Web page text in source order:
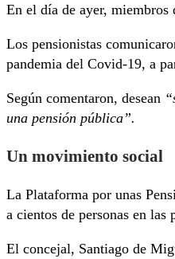
En el día de ayer, miembros
Los pensionistas
pandemia del Covid-19, a
Según comentaron, desean
una pensión pública”.
Un movimiento social
La Plataforma por unas
a cientos de personas en las
El concejal, Santiago de